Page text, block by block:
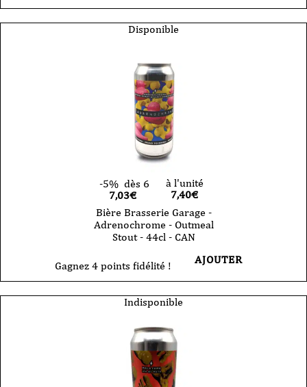
Garage
Disponible
-5% dès 6
7,03€
à l'unité
7,40€
Bière Brasserie Garage -
Adrenochrome - Outmeal
Stout - 44cl - CAN
Gagnez 4 points fidélité ! AJOUTER
Indisponible